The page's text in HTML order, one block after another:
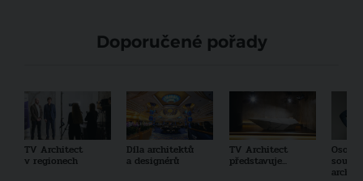
Doporučené pořady
TV Architect
v regionech
Díla architektů
a designérů
TV Architect
představuje...